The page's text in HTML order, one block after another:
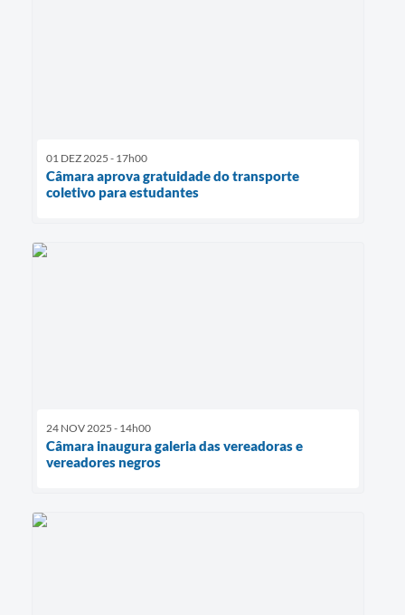
01 DEZ 2025 - 17h00
Câmara aprova gratuidade do transporte
coletivo para estudantes
24 NOV 2025 - 14h00
Câmara inaugura galeria das vereadoras e
vereadores negros